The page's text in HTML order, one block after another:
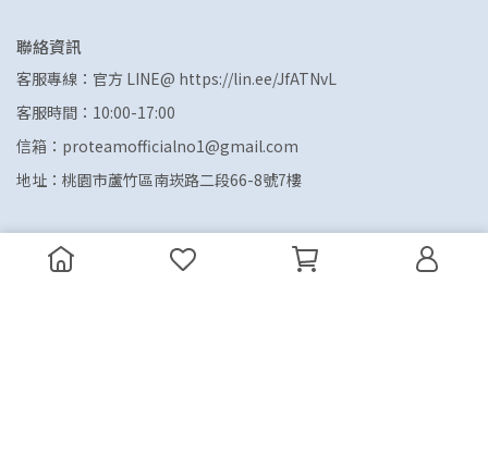
聯絡資訊
客服專線：官方 LINE@ https://lin.ee/JfATNvL
客服時間：10:00-17:00
信箱：proteamofficialno1@gmail.com
地址：桃園市蘆竹區南崁路二段66-8號7樓